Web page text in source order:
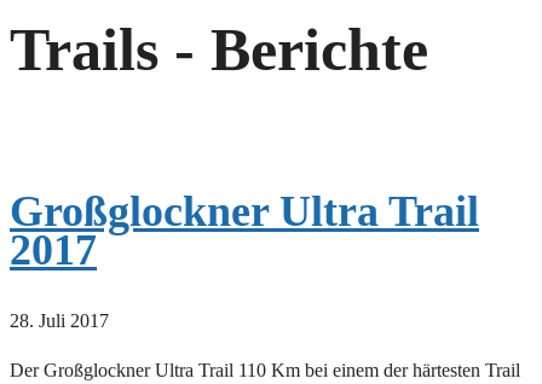
Trails - Berichte
Großglockner Ultra Trail
2017
28. Juli 2017
Der Großglockner Ultra Trail 110 Km bei einem der härtesten Trail